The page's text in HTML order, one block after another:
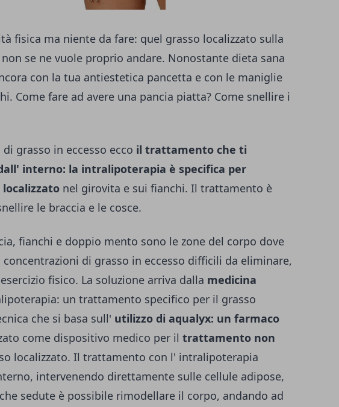
fisica ma niente da fare: quel grasso localizzato sulla
se ne vuole proprio andare. Nonostante dieta sana
con la tua antiestetica pancetta e con le maniglie
Come fare ad avere una pancia piatta? Come snellire i
grasso in eccesso ecco il trattamento che ti
è specifica per
nel girovita e sui fianchi. Il trattamento è
le braccia e le cosce.
fianchi e doppio mento sono le zone del corpo dove
di grasso in eccesso difficili da eliminare,
fisico. La soluzione arriva dalla medicina
un trattamento specifico per il grasso
che si basa sull' utilizzo di aqualyx: un farmaco
come dispositivo medico per il trattamento non
localizzato. Il trattamento con l' intralipoterapia
intervenendo direttamente sulle cellule adipose,
sedute è possibile rimodellare il corpo, andando ad